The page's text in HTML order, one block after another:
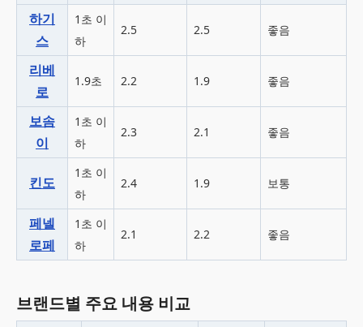
하기
스
1초 이
하
2.5 2.5 좋음
리베
로
1.9초 2.2 1.9 좋음
보솜
이
1초 이
하
2.3 2.1 좋음
킨도
1초 이
하
2.4 1.9 보통
페넬
로페
1초 이
하
2.1 2.2 좋음
브랜드별 주요 내용 비교